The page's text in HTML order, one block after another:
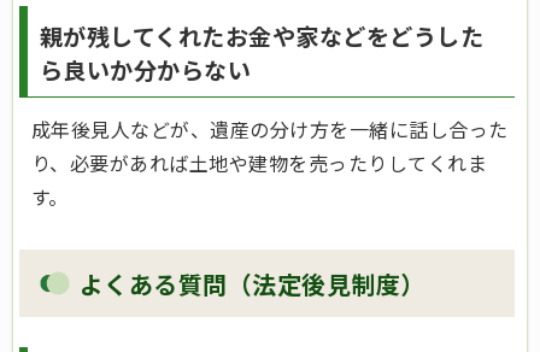
親が残してくれたお金や家などをどうした
ら良いか分からない
成年後見人などが、遺産の分け方を一緒に話し合った
り、必要があれば土地や建物を売ったりしてくれま
す。
よくある質問（法定後見制度）